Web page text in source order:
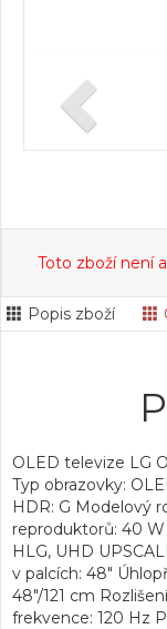
Toto zboží není
Popis zboží
OLED televize LG
Typ obrazovky:
HDR: G Modelový
reproduktorů: 40 W
HLG, UHD
v palcích: 48"
48"/121 cm
frekvence: 120 Hz